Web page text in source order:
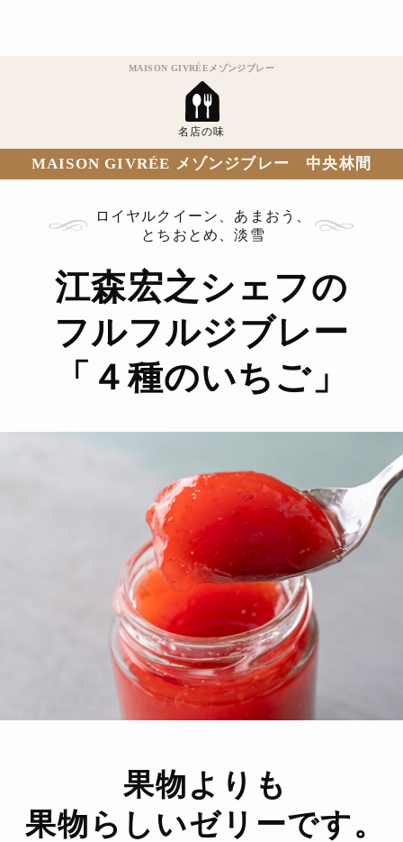
名店の味
MAISON GIVRÉEメゾンジブレー
MAISON GIVRÉE メゾンジブレー 中央林間
ロイヤルクイーン、あまおう、
とちおとめ、淡雪
江森宏之シェフの
フルフルジブレー
「４種のいちご」
果物よりも
果物らしいゼリーです。